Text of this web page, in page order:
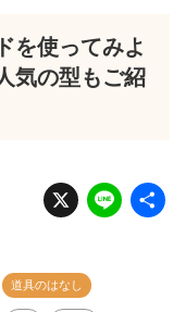
を使ってみよ
気の型もご紹
X Li
n
道具のはなし